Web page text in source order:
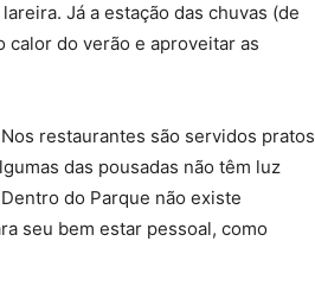
Já a estação das chuvas (de
calor do verão e aproveitar as
restaurantes são servidos pratos
das pousadas não têm luz
do Parque não existe
seu bem estar pessoal, como